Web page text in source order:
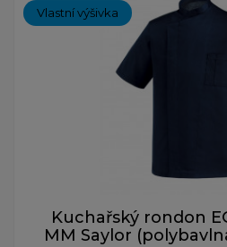
Vlastní výšivka
Kuchařský rondon
MM Saylor